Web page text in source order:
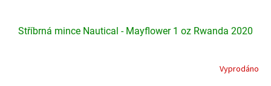
Stříbrná mince Nautical - Mayflower 1 oz Rwanda 2020
Vyprodáno